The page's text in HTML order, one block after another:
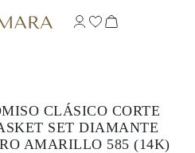
CLÁSICO CORTE
SET DIAMANTE
AMARILLO 585 (14K)